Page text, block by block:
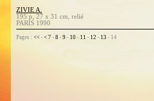
ZIVIE A.
195 p, 27 x 31 cm, relié
PARIS 1990
Pages : << - < 7 - 8 - 9 - 10 - 11 - 12 - 13 - 14